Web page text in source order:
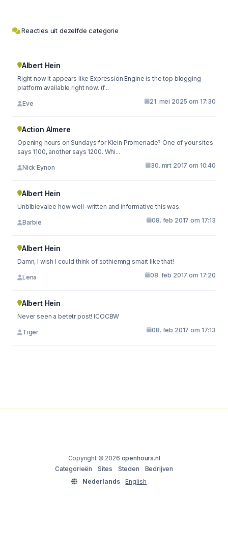
Reacties uit dezelfde categorie
Albert Hein
Right now it appears like Expression Engine is the top blogging
platform available right now. (f...
Eve 21. mei 2025 om 17:30
Action Almere
Opening hours on Sundays for Klein Promenade? One of your sites
says 1100, another says 1200. Whi...
Nick Eynon 30. mrt 2017 om 10:40
Albert Hein
Unblbievalee how well-written and informative this was.
Barbie 08. feb 2017 om 17:13
Albert Hein
Damn, I wish I could think of sothiemng smart like that!
Lena 08. feb 2017 om 17:20
Albert Hein
Never seen a betetr post! ICOCBW
Tiger 08. feb 2017 om 17:13
Copyright © 2026 openhours.nl
Categorieën
Sites Steden
Bedrijven
Nederlands
English